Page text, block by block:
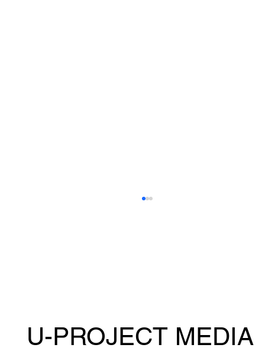
菅原和政がMUAY THAI SUPER CHAMPに
U-PROJECT MEDIA